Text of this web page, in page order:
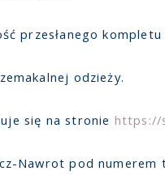
przesłanego
odzieży.
się na stronie https://
Nawrot pod numerem